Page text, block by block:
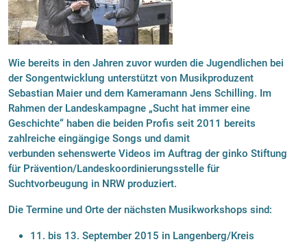
Wie bereits in den Jahren zuvor wurden die Jugendlichen bei
der Songentwicklung unterstützt von Musikproduzent
Sebastian Maier und dem Kameramann Jens Schilling. Im
Rahmen der Landeskampagne „Sucht hat immer eine
Geschichte“ haben die beiden Profis seit 2011 bereits
zahlreiche eingängige Songs und damit
verbunden sehenswerte Videos im Auftrag der ginko Stiftung
für Prävention/Landeskoordinierungsstelle für
Suchtvorbeugung in NRW produziert.
Die Termine und Orte der nächsten Musikworkshops sind:
11. bis 13. September 2015 in Langenberg/Kreis